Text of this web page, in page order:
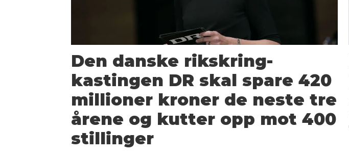
Den danske rikskring­
kastingen DR skal spare 420
millioner kroner de neste tre
årene og kutter opp mot 400
stillinger